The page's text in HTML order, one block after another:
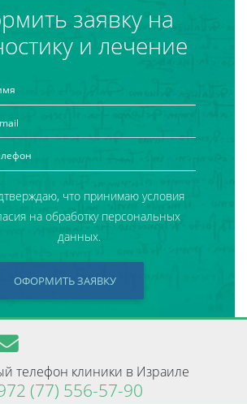
заявку на
и лечение
что принимаю условия
на обработку персональных
данных.
ОФОРМИТЬ ЗАЯВКУ
телефон клиники в Израиле
(77) 556-57-90